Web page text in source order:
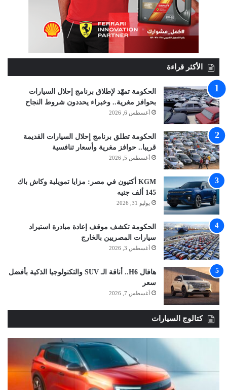
الأكثر قراءة
الحكومة تمهّد لإطلاق برنامج إحلال السيارات
بحوافز مغرية.. وخبراء يحددون شروط النجاح
أغسطس 6, 2026
الحكومة تطلق برنامج إحلال السيارات القديمة
قريبا.. حوافز مغرية وأسعار تنافسية
أغسطس 5, 2026
KGM أكتيون في مصر: مزايا تمويلية وكاش باك
145 ألف جنيه
يوليو 31, 2026
الحكومة تكشف موقف إعادة مبادرة استيراد
سيارات المصريين بالخارج
أغسطس 3, 2026
هافال H6.. أناقة الـ SUV والتكنولوجيا الذكية بأفضل
سعر
أغسطس 7, 2026
كتالوج السيارات